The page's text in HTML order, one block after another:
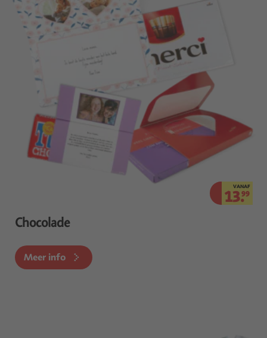
VANAF
13.99
Chocolade
Meer info